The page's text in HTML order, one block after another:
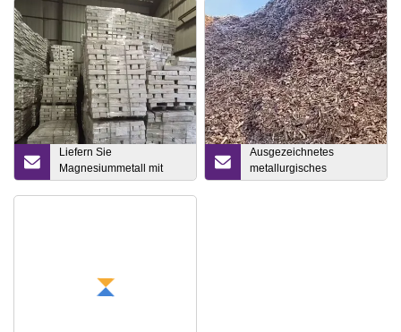
Liefern Sie
Magnesiummetall mit
einer Reinheit von 99,9 %
Ausgezeichnetes
metallurgisches
Siliziummetall 421 441